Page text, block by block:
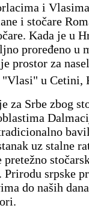
i
i stočare
Kada je u
proređeno u
prostor za
"Vlasi" u
za Srbe zbog
uz stalne
Prirodu srpske
do naših